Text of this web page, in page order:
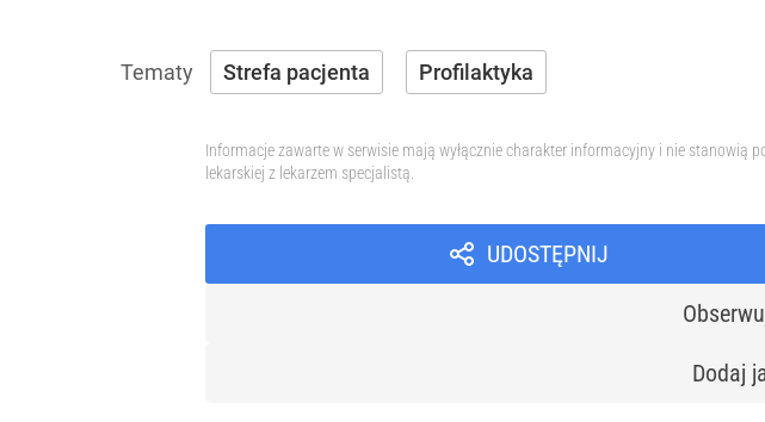
Strefa pacjenta Profilaktyka
Informacje zawarte w serwisie mają wyłącznie charakter informacyjny i nie
lekarskiej z lekarzem specjalistą.
UDOSTĘPNIJ
Dodaj